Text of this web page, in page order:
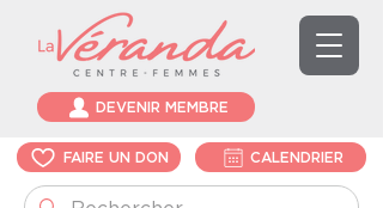
DEVENIR MEMBRE
FAIRE UN DON CALENDRIER